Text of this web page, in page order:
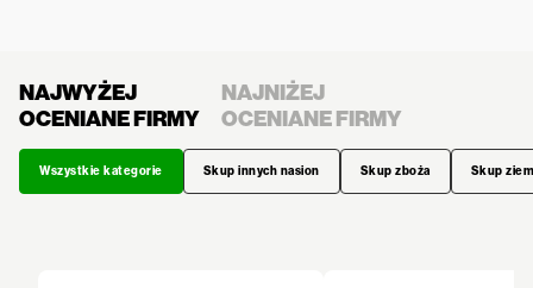
NAJWYŻEJ
OCENIANE FIRMY
NAJNIŻEJ
OCENIANE FIRMY
Wszystkie kategorie Skup innych nasion Skup zboża Skup